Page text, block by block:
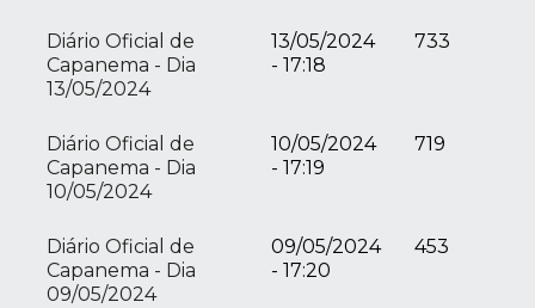
Diário Oficial de
Capanema - Dia
13/05/2024
13/05/2024
- 17:18
733
Diário Oficial de
Capanema - Dia
10/05/2024
10/05/2024
- 17:19
719
Diário Oficial de
Capanema - Dia
09/05/2024
09/05/2024
- 17:20
453